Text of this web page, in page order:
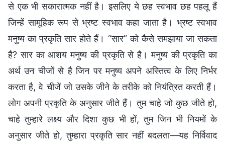
से एक भी सकारात्मक नहीं है। इसलिए ये छह स्वभाव छह पहलू हैं
जिन्हें सामूहिक रूप से भ्रष्ट स्वभाव कहा जाता है। भ्रष्ट स्वभाव
मनुष्य का प्रकृति सार होते हैं। “सार” को कैसे समझाया जा सकता
है? सार का आशय मनुष्य की प्रकृति से है। मनुष्य की प्रकृति का
अर्थ उन चीजों से है जिन पर मनुष्य अपने अस्तित्व के लिए निर्भर
करता है, वे चीजें जो उसके जीने के तरीके को नियंत्रित करती हैं।
लोग अपनी प्रकृति के अनुसार जीते हैं। तुम चाहे जो कुछ जीते हो,
चाहे तुम्हारे लक्ष्य और दिशा कुछ भी हों, तुम जिन भी नियमों के
अनुसार जीते हो, तुम्हारा प्रकृति सार नहीं बदलता—यह निर्विवाद